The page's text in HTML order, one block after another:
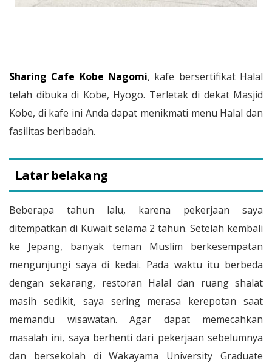
Sharing Cafe Kobe Nagomi, kafe bersertifikat Halal
telah dibuka di Kobe, Hyogo. Terletak di dekat Masjid
Kobe, di kafe ini Anda dapat menikmati menu Halal dan
fasilitas beribadah.
Latar belakang
Beberapa tahun lalu, karena pekerjaan saya
ditempatkan di Kuwait selama 2 tahun. Setelah kembali
ke Jepang, banyak teman Muslim berkesempatan
mengunjungi saya di kedai. Pada waktu itu berbeda
dengan sekarang, restoran Halal dan ruang shalat
masih sedikit, saya sering merasa kerepotan saat
memandu wisawatan. Agar dapat memecahkan
masalah ini, saya berhenti dari pekerjaan sebelumnya
dan bersekolah di Wakayama University Graduate